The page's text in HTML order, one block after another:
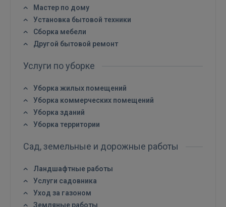
Войти
Мастер по дому
Установка бытовой техники
Сборка мебели
Другой бытовой ремонт
Услуги по уборке
Уборка жилых помещений
Уборка коммерческих помещений
Уборка зданий
Уборка территории
Сад, земельные и дорожные работы
Ландшафтные работы
Услуги садовника
Уход за газоном
Земляные работы